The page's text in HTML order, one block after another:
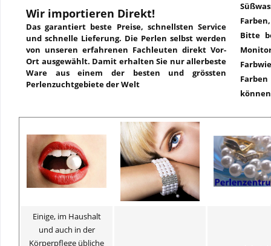
Wir importieren Direkt!
Das garantiert beste Preise, schnellsten Service
und schnelle Lieferung. Die Perlen selbst werden
von unseren erfahrenen Fachleuten direkt Vor-
Ort ausgewählt. Damit erhalten Sie nur allerbeste
Ware aus einem der besten und grössten
Perlenzuchtgebiete der Welt
Bitte
Einige, im Haushalt
und auch in der
Körperpflege übliche